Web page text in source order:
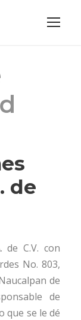
de
de C.V. con
No. 803,
de
de
que se le dé